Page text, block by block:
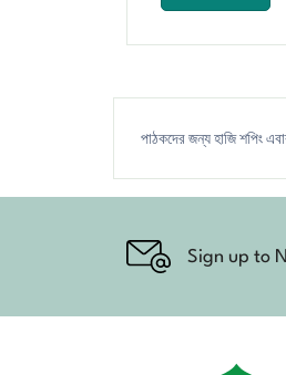
পাঠকদের জন্য হাজি শপিং
Sign up to